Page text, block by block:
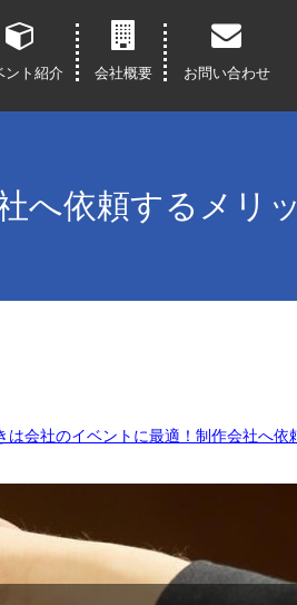
ント紹介 会社概要 お問い合わせ
へ依頼するメリ
は会社のイベントに最適！制作会社へ依